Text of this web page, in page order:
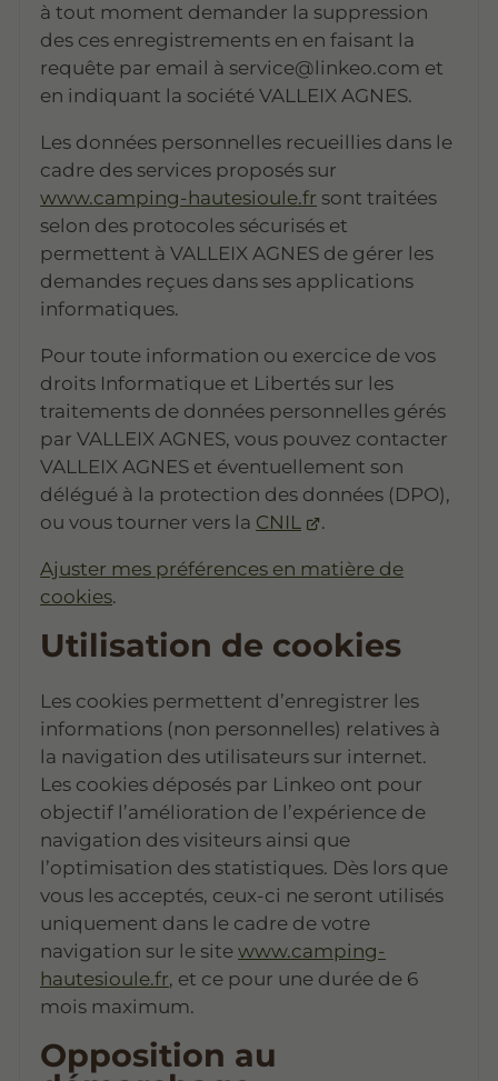
à tout moment demander la suppression
des ces enregistrements en en faisant la
requête par email à service@linkeo.com et
en indiquant la société VALLEIX AGNES.
Les données personnelles recueillies dans le
cadre des services proposés sur
www.camping-hautesioule.fr sont traitées
selon des protocoles sécurisés et
permettent à VALLEIX AGNES de gérer les
demandes reçues dans ses applications
informatiques.
Pour toute information ou exercice de vos
droits Informatique et Libertés sur les
traitements de données personnelles gérés
par VALLEIX AGNES, vous pouvez contacter
VALLEIX AGNES et éventuellement son
délégué à la protection des données (DPO),
ou vous tourner vers la CNIL .
Ajuster mes préférences en matière de
cookies.
Utilisation de cookies
Les cookies permettent d’enregistrer les
informations (non personnelles) relatives à
la navigation des utilisateurs sur internet.
Les cookies déposés par Linkeo ont pour
objectif l’amélioration de l’expérience de
navigation des visiteurs ainsi que
l’optimisation des statistiques. Dès lors que
vous les acceptés, ceux-ci ne seront utilisés
uniquement dans le cadre de votre
navigation sur le sitewww.camping-
hautesioule.fr, et ce pour une durée de 6
mois maximum.
Opposition au